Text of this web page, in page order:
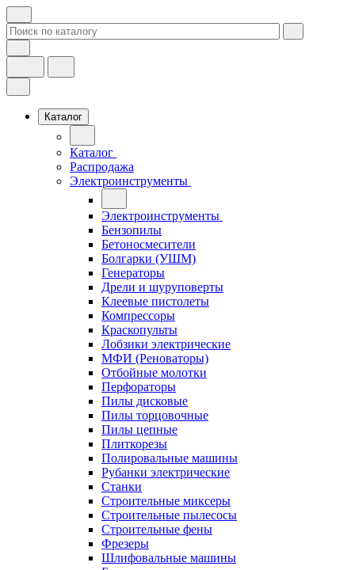
Каталог
Каталог
Распродажа
Электроинструменты
Электроинструменты
Бензопилы
Бетоносмесители
Болгарки (УШМ)
Генераторы
Дрели и шуруповерты
Клеевые пистолеты
Компрессоры
Краскопульты
Лобзики электрические
МФИ (Реноваторы)
Отбойные молотки
Перфораторы
Пилы дисковые
Пилы торцовочные
Пилы цепные
Плиткорезы
Полировальные машины
Рубанки электрические
Станки
Строительные миксеры
Строительные пылесосы
Строительные фены
Фрезеры
Шлифовальные машины